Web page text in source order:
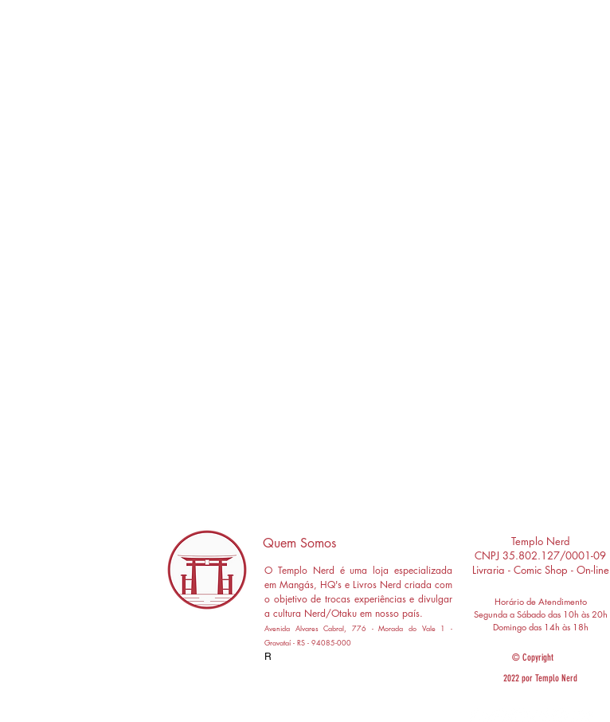
Quem Somos
O Templo Nerd é uma loja especializada
em Mangás, HQ's e Livros Nerd criada com
o objetivo de trocas experiências e divulgar
a cultura Nerd/Otaku em nosso país.
Avenida Alvares Cabral, 776 - Morada do Vale 1 -
Gravataí - RS - 94085-000
R
Templo Nerd
CNPJ 35.802.127/0001-09
Livraria - Comic Shop - On-line
Horário de Atendimento
Segunda a Sábado das 10h às 20h
Domingo das 14h às 18h
2022 por Templo Nerd
© Copyright